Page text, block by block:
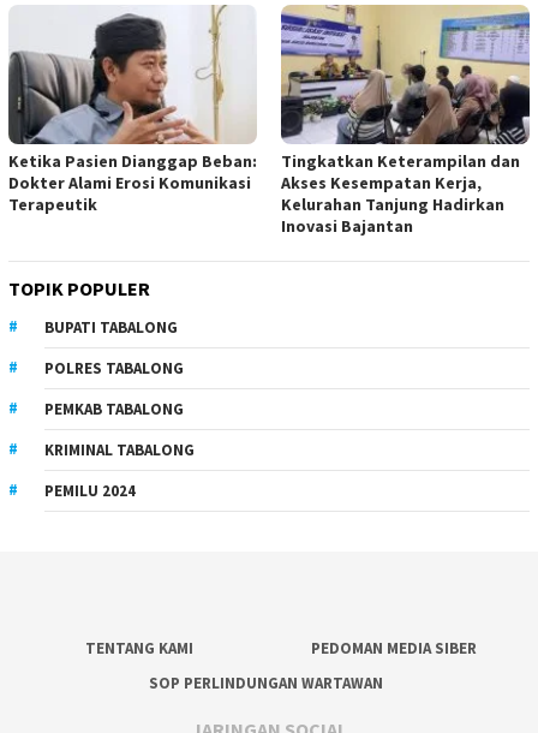
Ketika Pasien Dianggap Beban:
Dokter Alami Erosi Komunikasi
Terapeutik
Tingkatkan Keterampilan dan
Akses Kesempatan Kerja,
Kelurahan Tanjung Hadirkan
Inovasi Bajantan
TOPIK POPULER
BUPATI TABALONG
POLRES TABALONG
PEMKAB TABALONG
KRIMINAL TABALONG
PEMILU 2024
TENTANG KAMI
PEDOMAN MEDIA SIBER
SOP PERLINDUNGAN WARTAWAN